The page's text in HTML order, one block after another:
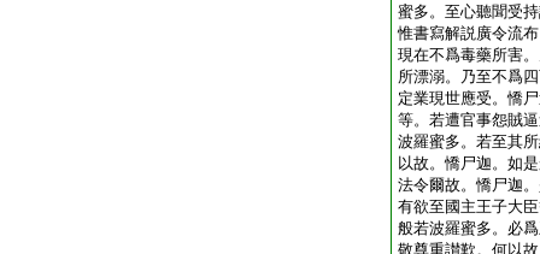
蜜多。至心聽聞受
惟書寫解説廣令流
現在不爲毒藥所害
所漂溺。乃至不爲
定業現世應受。憍
等。若遭官事怨賊
波羅蜜多。若至其
以故。憍尸迦。如
法令爾故。憍尸迦
有欲至國主王子大
般若波羅蜜多。必
敬尊重讃歎。何以